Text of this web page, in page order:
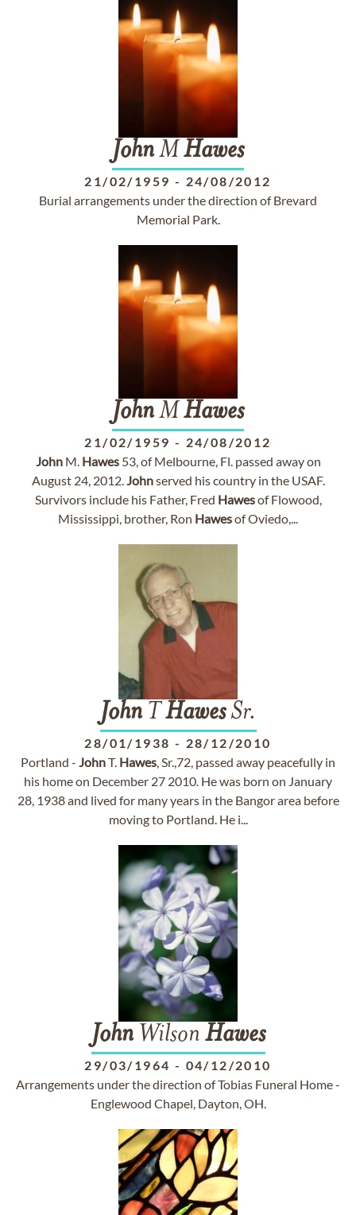
JohnM Hawes
21/02/1959 - 24/08/2012
Burial arrangements under the direction of Brevard
Memorial Park.
JohnM Hawes
21/02/1959 - 24/08/2012
JohnM. Hawes53, of Melbourne, Fl. passed away on
August 24, 2012.Johnserved his country in the USAF.
Survivors include his Father, Fred Hawesof Flowood,
Mississippi, brother, Ron Hawesof Oviedo,...
JohnTHawesSr.
28/01/1938 - 28/12/2010
Portland - JohnT. Hawes, Sr.,72, passed away peacefully in
his home on December 27 2010. He was born on January
28, 1938 and lived for many years in the Bangor area before
moving to Portland. He i...
JohnWilson Hawes
29/03/1964 - 04/12/2010
Arrangements under the direction of Tobias Funeral Home -
Englewood Chapel, Dayton, OH.